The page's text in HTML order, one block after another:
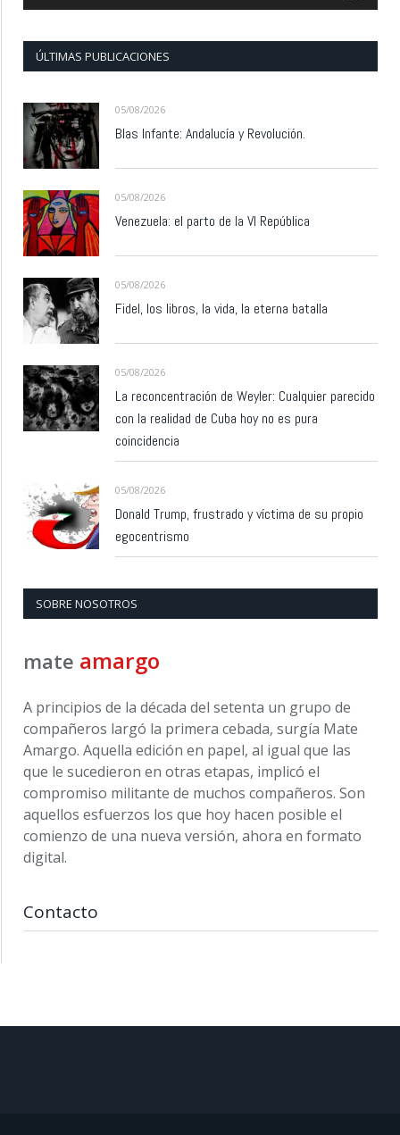
ÚLTIMAS PUBLICACIONES
05/08/2026
Blas Infante: Andalucía y Revolución.
05/08/2026
Venezuela: el parto de la VI República
05/08/2026
Fidel, los libros, la vida, la eterna batalla
05/08/2026
La reconcentración de Weyler: Cualquier parecido
con la realidad de Cuba hoy no es pura
coincidencia
05/08/2026
Donald Trump, frustrado y víctima de su propio
egocentrismo
SOBRE NOSOTROS
mate amargo
A principios de la década del setenta un grupo de
compañeros largó la primera cebada, surgía Mate
Amargo. Aquella edición en papel, al igual que las
que le sucedieron en otras etapas, implicó el
compromiso militante de muchos compañeros. Son
aquellos esfuerzos los que hoy hacen posible el
comienzo de una nueva versión, ahora en formato
digital.
Contacto